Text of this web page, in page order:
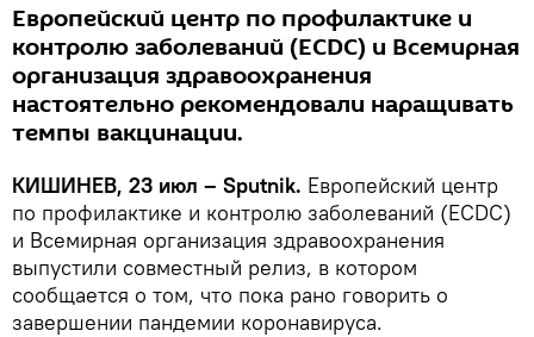
Европейский центр по профилактике и
контролю заболеваний (ЕСDC) и Всемирная
организация здравоохранения
настоятельно рекомендовали наращивать
темпы вакцинации.
КИШИНЕВ, 23 июл – Sputnik. Европейский центр
по профилактике и контролю заболеваний (ЕСDC)
и Всемирная организация здравоохранения
выпустили совместный релиз, в котором
сообщается о том, что пока рано говорить о
завершении пандемии коронавируса.